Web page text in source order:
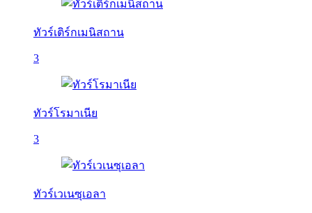
ทัวร์เติร์กเมนิสถาน
3
ทัวร์โรมาเนีย
3
ทัวร์เวเนซุเอลา